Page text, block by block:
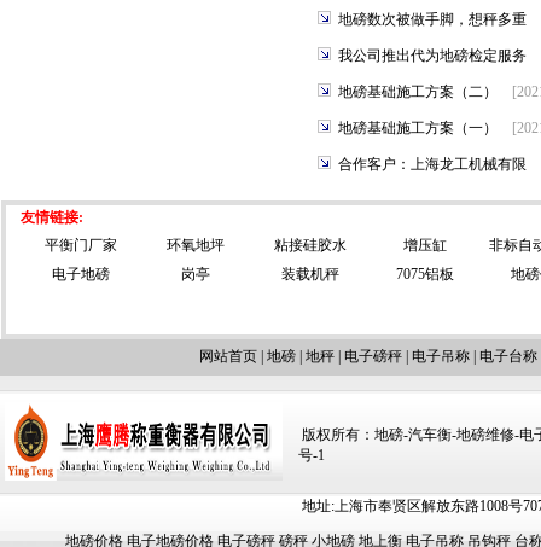
地磅数次被做手脚，想秤多重
我公司推出代为地磅检定服务
地磅基础施工方案（二）
地磅基础施工方案（一）
合作客户：上海龙工机械有限
友情链接:
平衡门厂家
环氧地坪 粘接硅胶水 增压缸
非标自
电子地磅
岗亭 装载机秤 7075铝板 地
网站首页 地磅 地秤 电子磅秤 电子吊称 电子台称
版权所有：地磅-汽车衡-地磅维修-电
号-1
地址:上海市奉贤区解放东路1008号
地磅价格 电子地磅价格 电子磅秤 磅秤 小地磅 地上衡 电子吊称 吊钩秤 台